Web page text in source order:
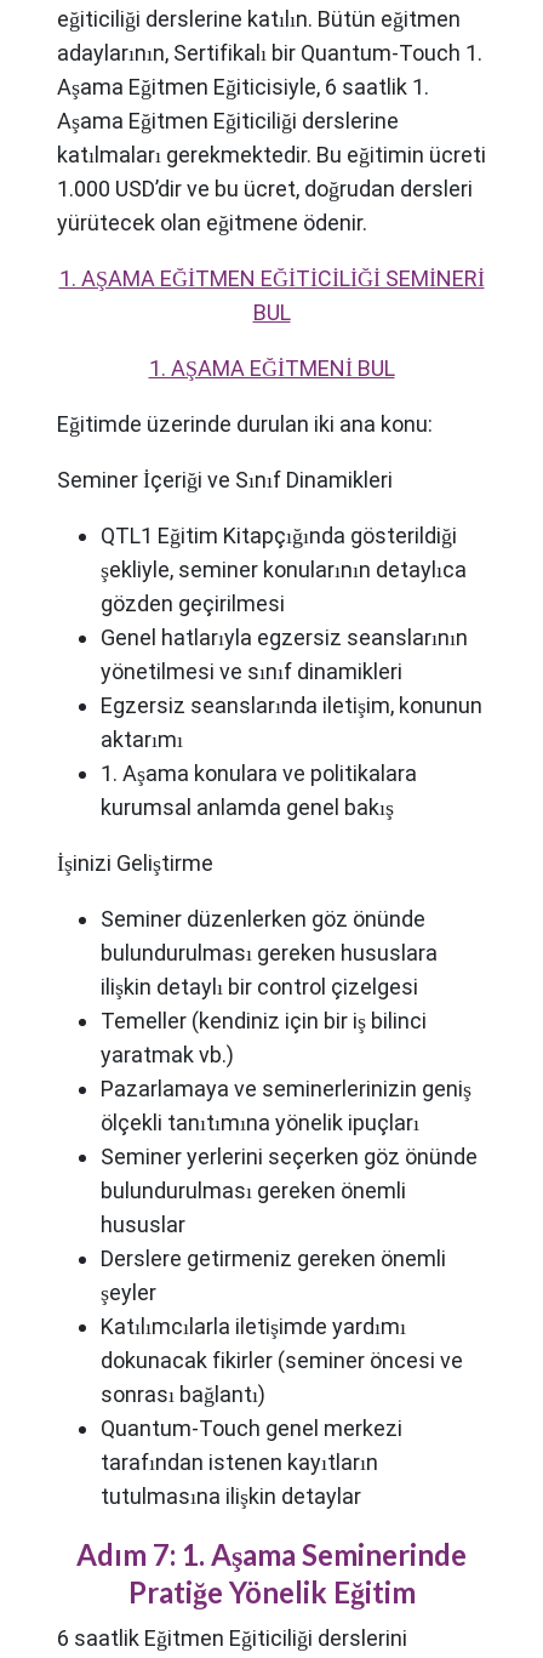
eğiticiliği derslerine katılın. Bütün eğitmen
adaylarının, Sertifikalı bir Quantum-Touch 1.
Aşama Eğitmen Eğiticisiyle, 6 saatlik 1.
Aşama Eğitmen Eğiticiliği derslerine
katılmaları gerekmektedir. Bu eğitimin ücreti
1.000 USD’dir ve bu ücret, doğrudan dersleri
yürütecek olan eğitmene ödenir.
1. AŞAMA EĞİTMEN EĞİTİCİLİĞİ SEMİNERİ
BUL
1. AŞAMA EĞİTMENİ BUL
Eğitimde üzerinde durulan iki ana konu:
Seminer İçeriği ve Sınıf Dinamikleri
QTL1 Eğitim Kitapçığında gösterildiği
şekliyle, seminer konularının detaylıca
gözden geçirilmesi
Genel hatlarıyla egzersiz seanslarının
yönetilmesi ve sınıf dinamikleri
Egzersiz seanslarında iletişim, konunun
aktarımı
1. Aşama konulara ve politikalara
kurumsal anlamda genel bakış
İşinizi Geliştirme
Seminer düzenlerken göz önünde
bulundurulması gereken hususlara
ilişkin detaylı bir control çizelgesi
Temeller (kendiniz için bir iş bilinci
yaratmak vb.)
Pazarlamaya ve seminerlerinizin geniş
ölçekli tanıtımına yönelik ipuçları
Seminer yerlerini seçerken göz önünde
bulundurulması gereken önemli
hususlar
Derslere getirmeniz gereken önemli
şeyler
Katılımcılarla iletişimde yardımı
dokunacak fikirler (seminer öncesi ve
sonrası bağlantı)
Quantum-Touch genel merkezi
tarafından istenen kayıtların
tutulmasına ilişkin detaylar
Adım 7: 1. Aşama Seminerinde
Pratiğe Yönelik Eğitim
6 saatlik Eğitmen Eğiticiliği derslerini